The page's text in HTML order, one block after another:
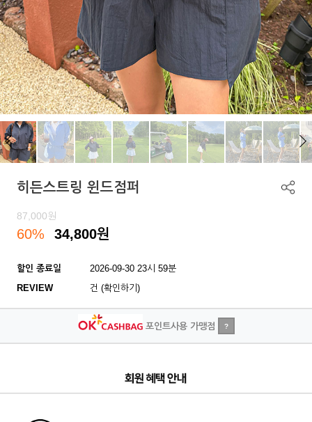
히든스트링 윈드점퍼
87,000원
60% 34,800원
할인 종료일
2026-09-30 23시 59분
REVIEW
건 (확인하기)
포인트사용 가맹점 ?